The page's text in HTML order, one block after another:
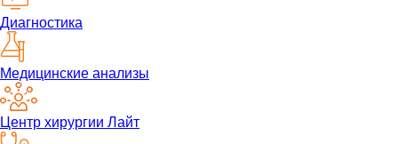
Диагностика
Медицинские анализы
Центр хирургии Лайт